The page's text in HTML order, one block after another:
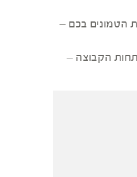
הטמונים בכם –
הקבוצה –